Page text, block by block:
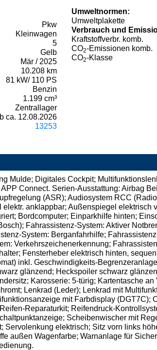
Pkw
Kleinwagen
5
Gelb
Mär / 2025
10.208 km
81 kW/ 110 PS
Benzin
1.199 cm³
Zentrallager
ca. 12.08.2026
13253
Umweltnormen:
Umweltplakette
Verbrauch und
Kraftstoffverbr. komb.
CO2-Emissionen komb.
CO2-Klasse
Mulde; Digitales Cockpit;
Connect. Serien-Ausstattung: Airbag
(ASR); Audiosystem RCC
anklappbar; Außenspiegel elektrisch
Bordcomputer; Einparkhilfe hinten;
Fahrassistenz-System: Aktiver
System: Berganfahrhilfe;
Verkehrszeichenerkennung;
Fensterheber elektrisch hinten,
inkl. Geschwindigkeits-
glänzend; Heckspoiler schwarz
Karosserie: 5-türig; Kartentasche
Lenkrad (Leder); Lenkrad mit
mit Farbdisplay (DGT7C);
Reparaturkit; Reifendruck-
Scheibenwischer mit
elektrisch; Sitz vorn links
außen Wagenfarbe; Warnanlage für